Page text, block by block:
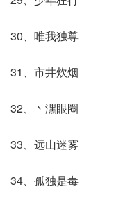
30、唯我独尊
31、市井炊烟
32、丶潶眼圈
33、远山迷雾
34、孤独是毒